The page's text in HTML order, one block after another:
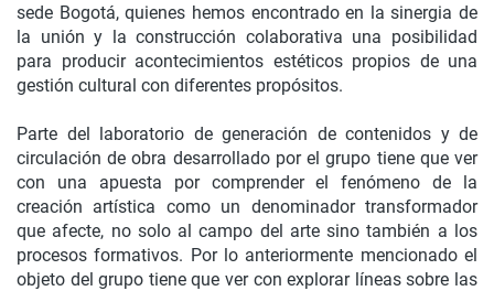
sede Bogotá, quienes hemos encontrado en la sinergia de
la unión y la construcción colaborativa una posibilidad
para producir acontecimientos estéticos propios de una
gestión cultural con diferentes propósitos.
Parte del laboratorio de generación de contenidos y de
circulación de obra desarrollado por el grupo tiene que ver
con una apuesta por comprender el fenómeno de la
creación artística como un denominador transformador
que afecte, no solo al campo del arte sino también a los
procesos formativos. Por lo anteriormente mencionado el
objeto del grupo tiene que ver con explorar líneas sobre las